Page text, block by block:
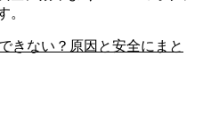
。
きない？原因と安全にまと